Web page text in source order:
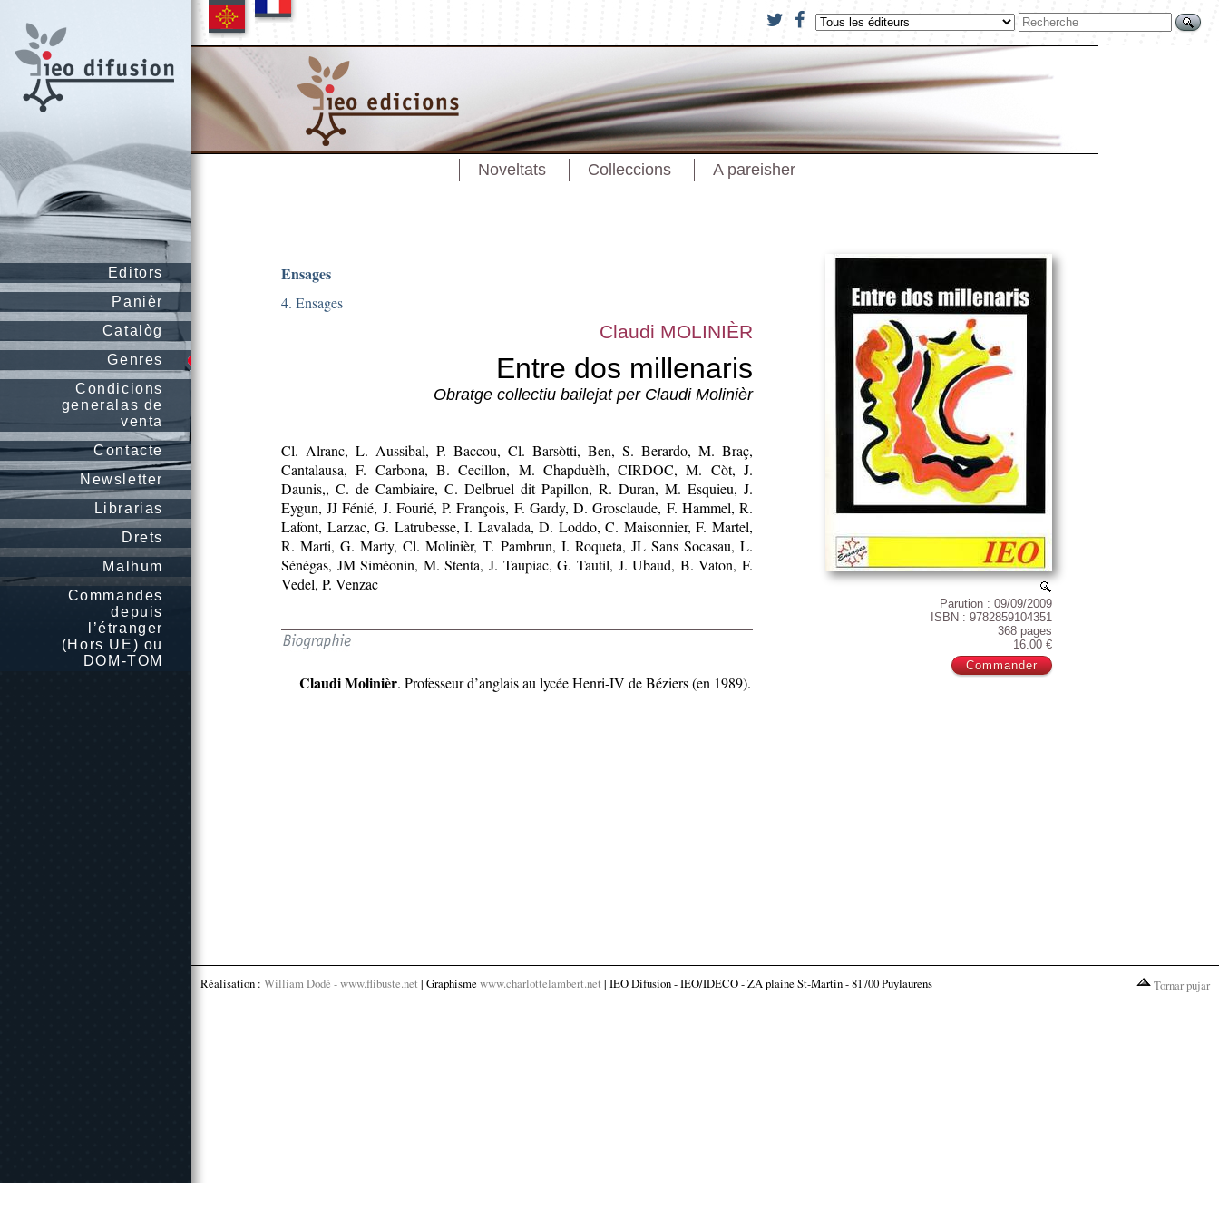
Editors
Panièr
Catalòg
Genres
Condicions
generalas de
venta
Contacte
Newsletter
Librarias
Drets
Malhum
Commandes
depuis
l’étranger
(Hors UE) ou
DOM-TOM
Noveltats Colleccions A pareisher
Parution : 09/09/2009
ISBN : 9782859104351
368 pages
16.00 €
Ensages
4. Ensages
Claudi MOLINIÈR
Entre dos millenaris
Obratge collectiu bailejat per Claudi Molinièr
Cl. Alranc, L. Aussibal, P. Baccou, Cl. Barsòtti, Ben, S. Berardo, M. Braç,
Cantalausa, F. Carbona, B. Cecillon, M. Chapduèlh, CIRDOC, M. Còt, J.
Daunis,, C. de Cambiaire, C. Delbruel dit Papillon, R. Duran, M. Esquieu, J.
Eygun, JJ Fénié, J. Fourié, P. François, F. Gardy, D. Grosclaude, F. Hammel, R.
Lafont, Larzac, G. Latrubesse, I. Lavalada, D. Loddo, C. Maisonnier, F. Martel,
R. Marti, G. Marty, Cl. Molinièr, T. Pambrun, I. Roqueta, JL Sans Socasau, L.
Sénégas, JM Siméonin, M. Stenta, J. Taupiac, G. Tautil, J. Ubaud, B. Vaton, F.
Vedel, P. Venzac
Claudi Molinièr. Professeur d’anglais au lycée Henri-IV de Béziers (en 1989).
Réalisation : William Dodé - www.flibuste.net | Graphisme www.charlottelambert.net | IEO Difusion - IEO/IDECO - ZA plaine St-Martin - 81700 Puylaurens Tornar pujar